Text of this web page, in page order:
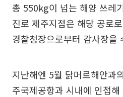
총 550kg이 넘는 해양 쓰레
진로 제주지점은 해당 공로
경찰청장으로부터 감사장을
지난해엔 5월 닭머르해안과
주국제공항과 시내에 인접